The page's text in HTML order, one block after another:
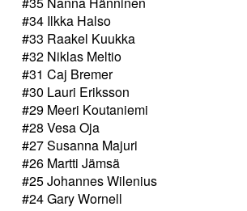
#34 Ilkka Halso
#33 Raakel Kuukka
#32 Niklas Meltio
#31 Caj Bremer
#30 Lauri Eriksson
#29 Meeri Koutaniemi
#28 Vesa Oja
#27 Susanna Majuri
#26 Martti Jämsä
#25 Johannes Wilenius
#24 Gary Wornell